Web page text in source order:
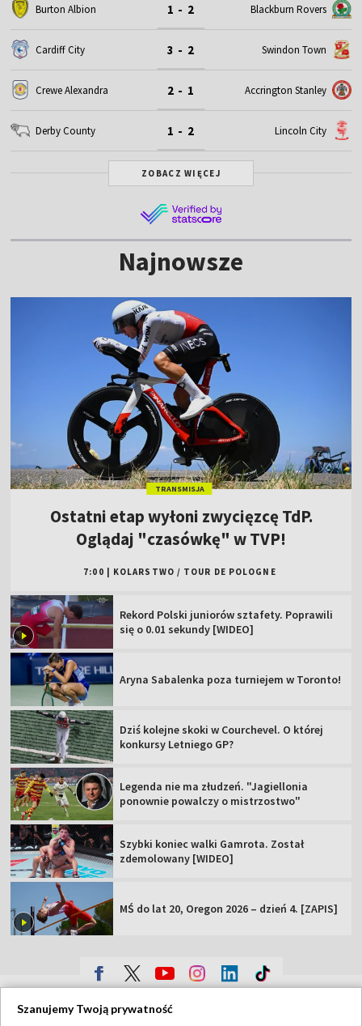
Burton Albion 1 - 2 Blackburn Rovers
Cardiff City 3 - 2 Swindon Town
Crewe Alexandra 2 - 1 Accrington Stanley
Derby County 1 - 2 Lincoln City
ZOBACZ WIĘCEJ
Najnowsze
TRANSMISJA
Ostatni etap wyłoni zwycięzcę TdP.
Oglądaj "czasówkę" w TVP!
7:00 KOLARSTWO / TOUR DE POLOGNE
Rekord Polski juniorów sztafety. Poprawili
się o 0.01 sekundy [WIDEO]
Aryna Sabalenka poza turniejem w Toronto!
Dziś kolejne skoki w Courchevel. O której
konkursy Letniego GP?
Legenda nie ma złudzeń. "Jagiellonia
ponownie powalczy o mistrzostwo"
Szybki koniec walki Gamrota. Został
zdemolowany [WIDEO]
MŚ do lat 20, Oregon 2026 – dzień 4. [ZAPIS]
Szanujemy Twoją prywatność